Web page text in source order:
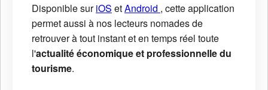
Disponible suriOS etAndroid , cette application
permet aussi à nos lecteurs nomades de
retrouver à tout instant et en temps réel toute
l'actualité économique et professionnelle du
tourisme.